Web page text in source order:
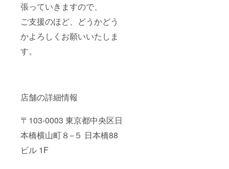
張っていきますので、
ご支援のほど、どうかどう
かよろしくお願いいたしま
す。
店舗の詳細情報
〒103-0003 東京都中央区日
本橋横山町８−５ 日本橋88
ビル 1F